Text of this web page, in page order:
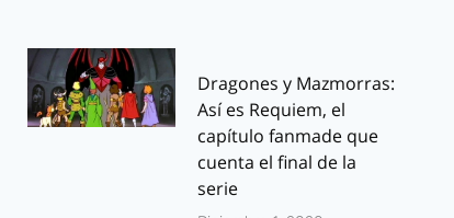
Dragones y Mazmorras:
Así es Requiem, el
capítulo fanmade que
cuenta el final de la
serie